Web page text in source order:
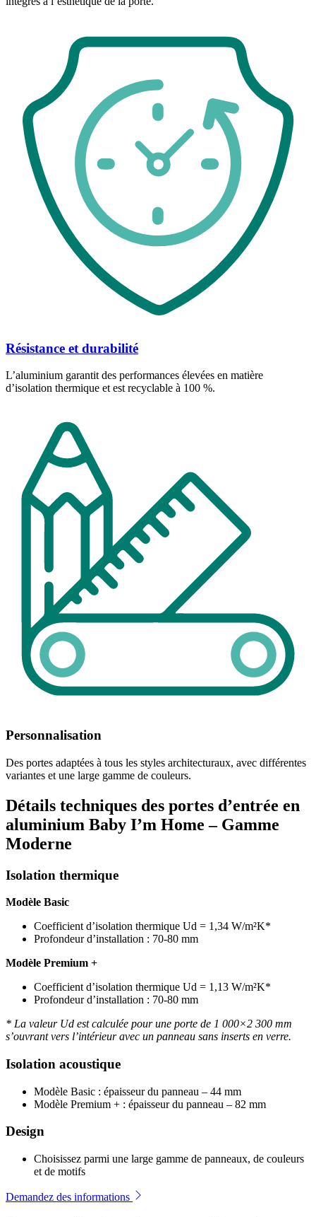
Résistance et durabilité
L’aluminium garantit des performances élevées en matière
d’isolation thermique et est recyclable à 100 %.
Personnalisation
Des portes adaptées à tous les styles architecturaux, avec différentes
variantes et une large gamme de couleurs.
Détails techniques des portes d’entrée en
aluminium Baby I’m Home – Gamme
Moderne
Isolation thermique
Modèle Basic
Coefficient d’isolation thermique Ud = 1,34 W/m²K*
Profondeur d’installation : 70-80 mm
Modèle Premium +
Coefficient d’isolation thermique Ud = 1,13 W/m²K*
Profondeur d’installation : 70-80 mm
* La valeur Ud est calculée pour une porte de 1 000×2 300 mm
s’ouvrant vers l’intérieur avec un panneau sans inserts en verre.
Isolation acoustique
Modèle Basic : épaisseur du panneau – 44 mm
Modèle Premium + : épaisseur du panneau – 82 mm
Design
Choisissez parmi une large gamme de panneaux, de couleurs
et de motifs
Demandez des informations